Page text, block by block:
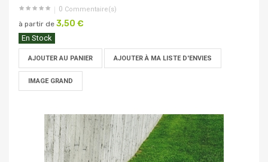
0 Commentaire(s)
à partir de 3,50 €
En Stock
AJOUTER AU PANIER AJOUTER À MA LISTE D'ENVIES
IMAGE GRAND